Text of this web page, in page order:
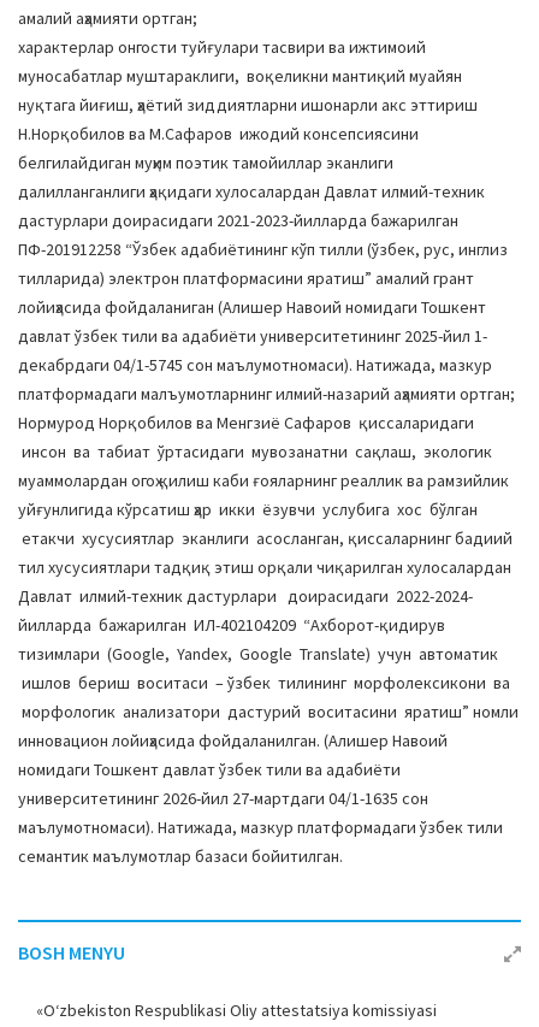
амалий аҳамияти ортган;
характерлар онгости туйғулари тасвири ва ижтимоий
муносабатлар муштараклиги, воқеликни мантиқий муайян
нуқтага йиғиш, ҳаётий зиддиятларни ишонарли акс эттириш
Н.Норқобилов ва М.Сафаров ижодий консепсиясини
белгилайдиган муҳим поэтик тамойиллар эканлиги
далилланганлиги ҳақидаги хулосалардан Давлат илмий-техник
дастурлари доирасидаги 2021-2023-йилларда бажарилган
ПФ-201912258 “Ўзбек адабиётининг кўп тилли (ўзбек, рус, инглиз
тилларида) электрон платформасини яратиш” амалий грант
лойиҳасида фойдаланиган (Алишер Навоий номидаги Тошкент
давлат ўзбек тили ва адабиёти университетининг 2025-йил 1-
декабрдаги 04/1-5745 сон маълумотномаси). Натижада, мазкур
платформадаги малъумотларнинг илмий-назарий аҳамияти ортган;
Нормурод Норқобилов ва Менгзиё Сафаров қиссаларидаги
инсон ва табиат ўртасидаги мувозанатни сақлаш, экологик
муаммолардан огоҳ қилиш каби ғояларнинг реаллик ва рамзийлик
уйғунлигида кўрсатиш ҳар икки ёзувчи услубига хос бўлган
етакчи хусусиятлар эканлиги асосланган, қиссаларнинг бадиий
тил хусусиятлари тадқиқ этиш орқали чиқарилган хулосалардан
Давлат илмий-техник дастурлари доирасидаги 2022-2024-
йилларда бажарилган ИЛ-402104209 “Ахборот-қидирув
тизимлари (Google, Yandex, Google Translate) учун автоматик
ишлов бериш воситаси – ўзбек тилининг морфолексикони ва
морфологик анализатори дастурий воситасини яратиш” номли
инновацион лойиҳасида фойдаланилган. (Алишер Навоий
номидаги Тошкент давлат ўзбек тили ва адабиёти
университетининг 2026-йил 27-мартдаги 04/1-1635 сон
маълумотномаси). Натижада, мазкур платформадаги ўзбек тили
семантик маълумотлар базаси бойитилган.
BOSH MENYU
«O‘zbekiston Respublikasi Oliy attestatsiya komissiyasi